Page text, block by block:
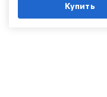
Купить